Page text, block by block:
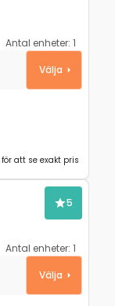
Antal enheter: 1
Välja
för att se exakt pris
5
Antal enheter: 1
Välja